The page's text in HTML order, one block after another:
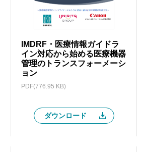
IMDRF・医療情報ガイドラ
イン対応から始める医療機器
管理のトランスフォーメーシ
ョン
PDF(776.95 KB)
ダウンロード